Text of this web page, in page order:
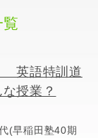
英語特訓道
授業？
(早稲田塾40期